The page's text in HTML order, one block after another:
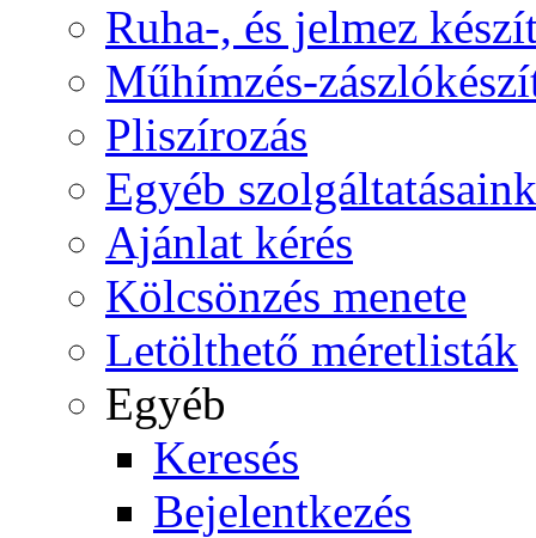
Ruha-, és jelmez
Műhímzés-
Pliszírozás
Egyéb szolgáltatásaink
Ajánlat kérés
Kölcsönzés menete
Letölthető méretlisták
Egyéb
Keresés
Bejelentkezés